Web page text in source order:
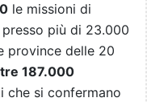
le missioni di
più di 23.000
province delle 20
187.000
che si confermano